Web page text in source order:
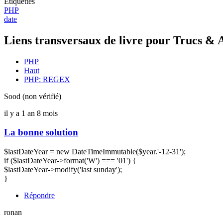
PHP
date
Liens transversaux de livre pour Trucs &
PHP
Haut
PHP: REGEX
Sood (non vérifié)
il y a 1 an 8 mois
La bonne solution
$lastDateYear = new DateTimeImmutable($year.'-12-31');
if ($lastDateYear->format('W') === '01') {
$lastDateYear->modify('last sunday');
}
Répondre
ronan